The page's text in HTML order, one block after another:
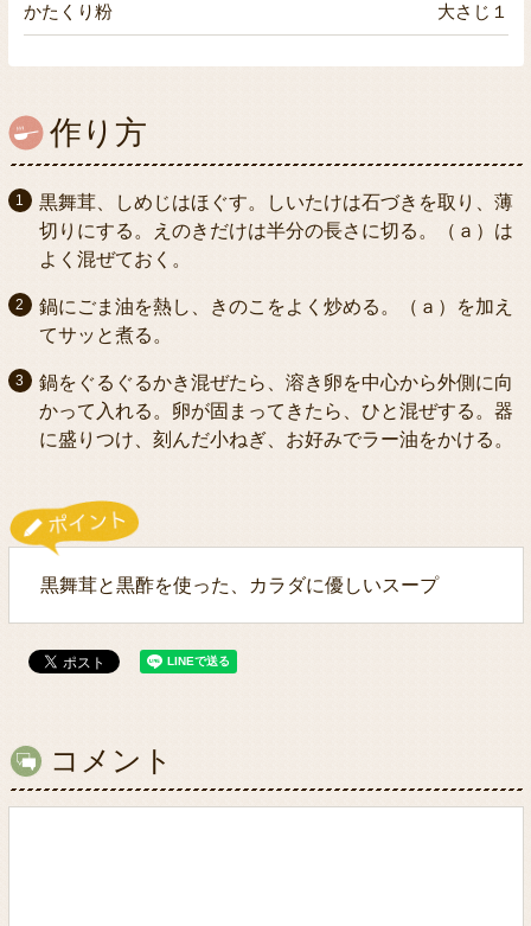
かたくり粉 大さじ１
作り方
黒舞茸、しめじはほぐす。しいたけは石づきを取り、薄
切りにする。えのきだけは半分の長さに切る。（ａ）は
よく混ぜておく。
鍋にごま油を熱し、きのこをよく炒める。（ａ）を加え
てサッと煮る。
鍋をぐるぐるかき混ぜたら、溶き卵を中心から外側に向
かって入れる。卵が固まってきたら、ひと混ぜする。器
に盛りつけ、刻んだ小ねぎ、お好みでラー油をかける。
黒舞茸と黒酢を使った、カラダに優しいスープ
コメント